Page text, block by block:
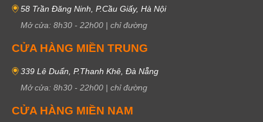
58 Trần Đăng Ninh, P.Cầu Giấy, Hà Nội
Mở cửa: 8h30 - 22h00 | chỉ đường
CỬA HÀNG MIỀN TRUNG
339 Lê Duẩn, P.Thanh Khê, Đà Nẵng
Mở cửa: 8h30 - 22h00 | chỉ đường
CỬA HÀNG MIỀN NAM